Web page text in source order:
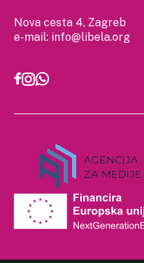
Nova cesta 4, Zagreb
e-mail: info@libela.org